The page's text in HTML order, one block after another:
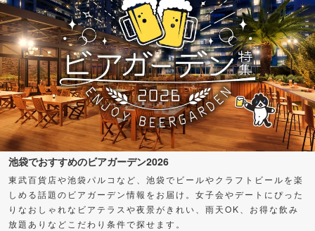
池袋でおすすめのビアガーデン2026
東武百貨店や池袋パルコなど、池袋でビールやクラフトビールを楽
しめる話題のビアガーデン情報をお届け。女子会やデートにぴった
りなおしゃれなビアテラスや夜景がきれい、雨天OK、お得な飲み
放題ありなどこだわり条件で探せます。